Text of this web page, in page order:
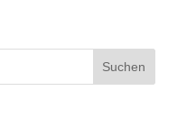
Suchen